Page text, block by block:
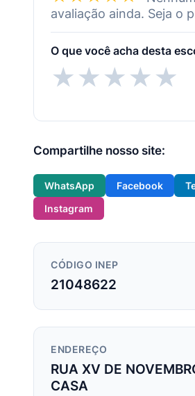
avaliação ainda. Seja o
O que você acha desta
★★★★★
Compartilhe nosso site:
WhatsApp Facebook
Instagram
CÓDIGO INEP
21048622
ENDEREÇO
RUA XV DE
CASA